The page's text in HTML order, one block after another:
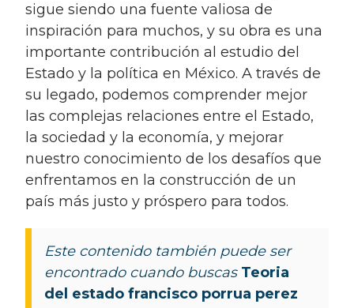
sigue siendo una fuente valiosa de
inspiración para muchos, y su obra es una
importante contribución al estudio del
Estado y la política en México. A través de
su legado, podemos comprender mejor
las complejas relaciones entre el Estado,
la sociedad y la economía, y mejorar
nuestro conocimiento de los desafíos que
enfrentamos en la construcción de un
país más justo y próspero para todos.
Este contenido también puede ser
encontrado cuando buscas Teoria
del estado francisco porrua perez